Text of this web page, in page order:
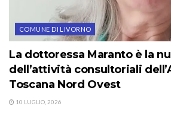
COMUNE DI LIVORNO
La dottoressa Maranto è la
dell’attività consultoriali
Toscana Nord Ovest
10 LUGLIO, 2026